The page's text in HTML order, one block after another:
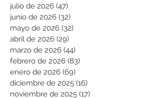
julio de 2026 (47)
junio de 2026 (32)
mayo de 2026 (32)
abril de 2026 (29)
marzo de 2026 (44)
febrero de 2026 (83)
enero de 2026 (69)
diciembre de 2025 (16)
noviembre de 2025 (17)